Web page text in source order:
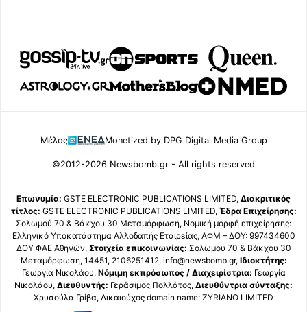
Μέλος Monetized by DPG Digital Media Group
©2012-2026 Newsbomb.gr - All rights reserved
Επωνυμία: GSTE ELECTRONIC PUBLICATIONS LIMITED, Διακριτικός
τίτλος: GSTE ELECTRONIC PUBLICATIONS LIMITED, Έδρα Επιχείρησης:
Σολωμού 70 & Βάκχου 30 Μεταμόρφωση, Νομική μορφή επιχείρησης:
Ελληνικό Υποκατάστημα Αλλοδαπής Εταιρείας, ΑΦΜ – ΔΟΥ: 997434600
ΔΟΥ ΦΑΕ Αθηνών, Στοιχεία επικοινωνίας: Σολωμού 70 & Βάκχου 30
Μεταμόρφωση, 14451, 2106251412, info@newsbomb.gr, Ιδιοκτήτης:
Γεωργία Νικολάου, Νόμιμη εκπρόσωπος / Διαχειρίστρια: Γεωργία
Νικολάου, Διευθυντής: Γεράσιμος Πολλάτος, Διευθύντρια σύνταξης:
Χρυσούλα Γρίβα, Δικαιούχος domain name: ZYRIANO LIMITED